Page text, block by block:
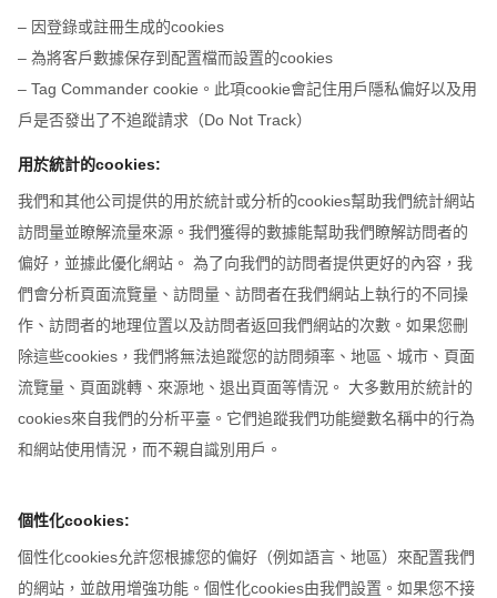
– 因登錄或註冊生成的cookies
– 為將客戶數據保存到配置檔而設置的cookies
– Tag Commander cookie。此項cookie會記住用戶隱私偏好以及用
戶是否發出了不追蹤請求（Do Not Track）
用於統計的cookies:
我們和其他公司提供的用於統計或分析的cookies幫助我們統計網站
訪問量並瞭解流量來源。我們獲得的數據能幫助我們瞭解訪問者的
偏好，並據此優化網站。 為了向我們的訪問者提供更好的內容，我
們會分析頁面流覽量、訪問量、訪問者在我們網站上執行的不同操
作、訪問者的地理位置以及訪問者返回我們網站的次數。如果您刪
除這些cookies，我們將無法追蹤您的訪問頻率、地區、城市、頁面
流覽量、頁面跳轉、來源地、退出頁面等情況。 大多數用於統計的
cookies來自我們的分析平臺。它們追蹤我們功能變數名稱中的行為
和網站使用情況，而不親自識別用戶。
個性化cookies:
個性化cookies允許您根據您的偏好（例如語言、地區）來配置我們
的網站，並啟用增強功能。個性化cookies由我們設置。如果您不接